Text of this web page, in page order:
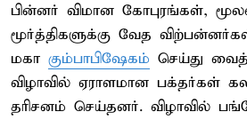
பின்னர் விமான கோபுரங்கள்,
மூர்த்திகளுக்கு வேத
மகா கும்பாபிஷேகம் செய்து
விழாவில் ஏராளமான பக்தர்கள்
தரிசனம் செய்தனர். விழாவில்